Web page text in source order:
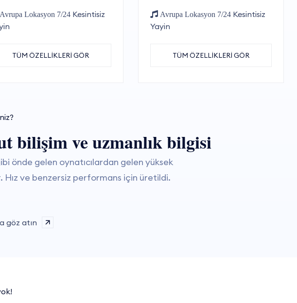
Avrupa Lokasyon 7/24 Kesintisiz
TÜM ÖZELLİKLERİ GÖR
Avrupa Lokasyon 7/24 Kesintisiz
Yayin
TÜM ÖZELLİKLERİ GÖR
bilişim ve uzmanlık bilgisi
önde gelen oynatıcılardan gelen yüksek
ve benzersiz performans için üretildi.
göz atın